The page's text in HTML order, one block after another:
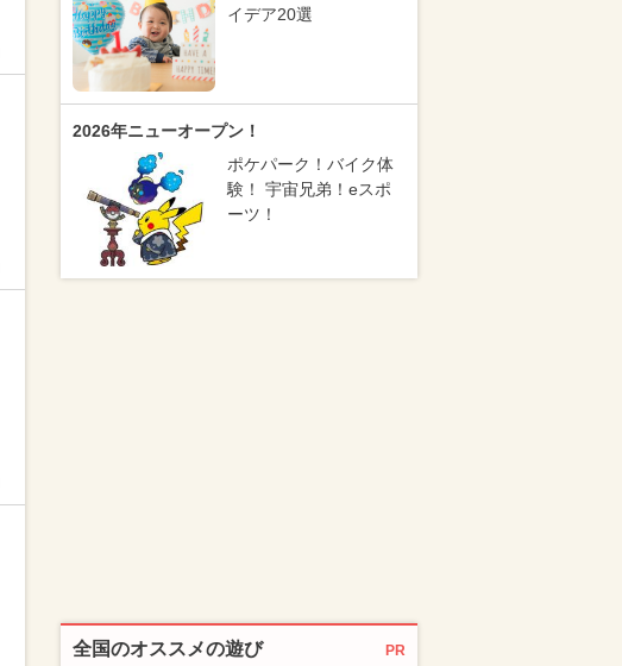
イデア20選
2026年ニューオープン！
ポケパーク！バイク体
験！ 宇宙兄弟！eスポ
ーツ！
全国のオススメの遊び PR